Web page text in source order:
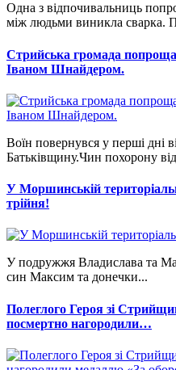
Одна з відпочивальниць
між людьми виникла сварка.
Стрийська громада
Іваном Шнайдером.
Воїн повернувся у перші дні
Батьківщину.Чин похорону
У Моршинській
трійня!
У подружжя Владислава та
син Максим та донечки...
Полеглого Героя зі
посмертно нагородили…